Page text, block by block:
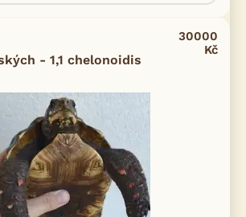
- 1,1 chelonoidis
30000
Kč